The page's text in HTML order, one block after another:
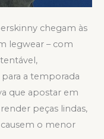
chegam às
legwear – com
a temporada
que apostar em
peças lindas,
o menor